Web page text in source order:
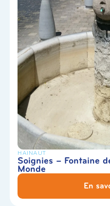
HAINAUT
Soignies – Fontaine
Monde
En